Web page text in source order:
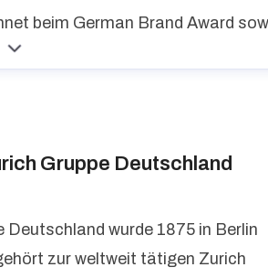
beim German Brand Award
Gruppe Deutschland
Deutschland wurde 1875 in Berlin
zur weltweit tätigen Zurich